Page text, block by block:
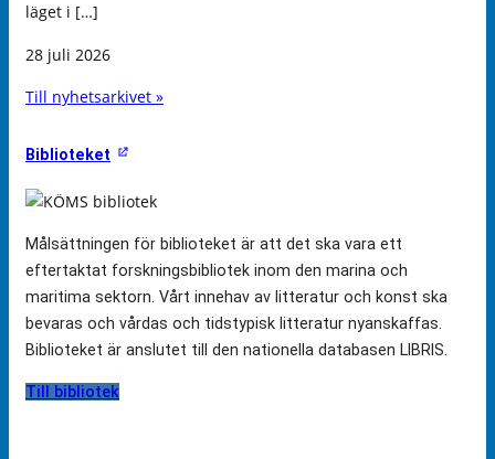
läget i […]
28 juli 2026
Till nyhetsarkivet »
Biblioteket
Målsättningen för biblioteket är att det ska vara ett
eftertaktat forskningsbibliotek inom den marina och
maritima sektorn. Vårt innehav av litteratur och konst ska
bevaras och vårdas och tidstypisk litteratur nyanskaffas.
Biblioteket är anslutet till den nationella databasen LIBRIS.
Till bibliotek